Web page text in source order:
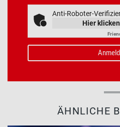
Anti-Roboter-
Hier klicken
ÄHNLICHE